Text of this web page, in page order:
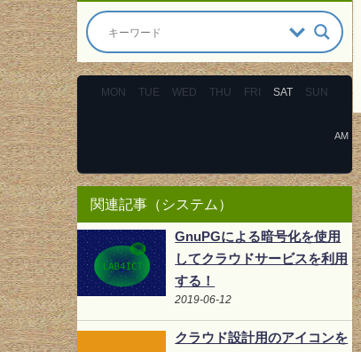
MON TUE WED THU FRI SAT SUN
AM
関連記事（システム）
GnuPGによる暗号化を使用
してクラウドサービスを利用
する！
2019-06-12
クラウド設計用のアイコンを